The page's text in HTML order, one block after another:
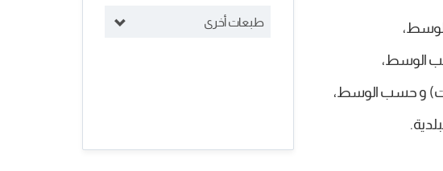
الوسط،
و حسب الوسط،
طبعات أخرى